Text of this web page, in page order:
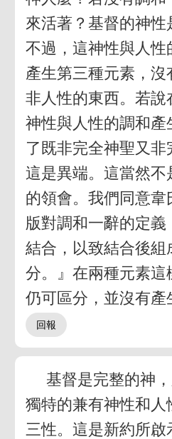
來活著？基督的神性
不過，這神性與人性
產生第三種元素，沒
非人性的東西。若說
神性與人性的調和產
了既非完全神聖又非
這是異端。這當然不
的領會。我們同意韋
版對調和一辭的定
結合，以致結合後組
分。』在兩種元素這
仍可區分，並沒有產
基督是完整的神
獨特的兼有神性和人
三性。這是新約所